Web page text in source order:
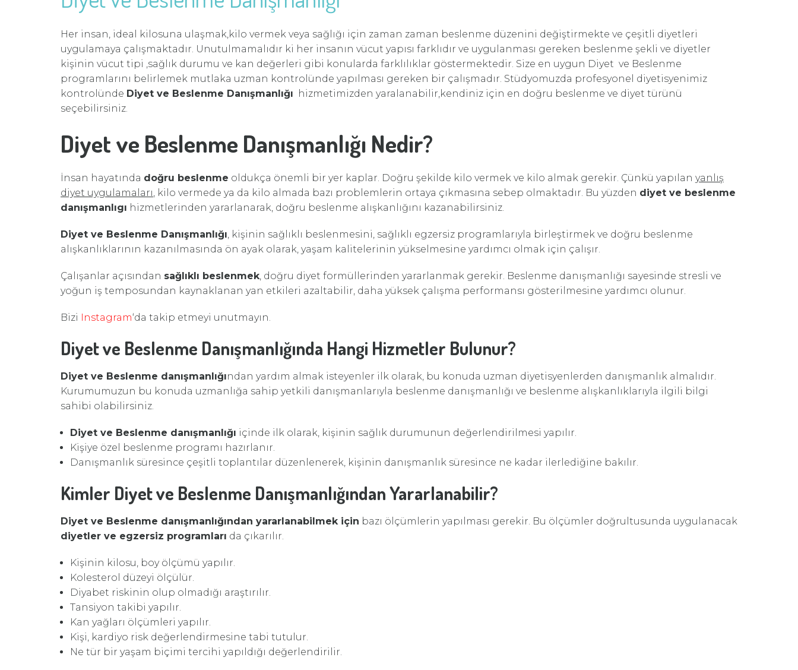
Her insan, ideal kilosuna ulaşmak,kilo vermek veya sağlığı için zaman zaman beslenme düzenini değiştirmekte ve çeşitli diyetleri
uygulamaya çalışmaktadır. Unutulmamalıdır ki her insanın vücut yapısı farklıdır ve uygulanması gereken beslenme şekli ve diyetler
kişinin vücut tipi ,sağlık durumu ve kan değerleri gibi konularda farklılıklar göstermektedir. Size en uygun Diyet ve Beslenme
programlarını belirlemek mutlaka uzman kontrolünde yapılması gereken bir çalışmadır. Stüdyomuzda profesyonel diyetisyenimiz
kontrolünde Diyet ve Beslenme Danışmanlığı hizmetimizden yaralanabilir,kendiniz için en doğru beslenme ve diyet türünü
seçebilirsiniz.
Diyet ve Beslenme Danışmanlığı Nedir?
İnsan hayatında doğru beslenme oldukça önemli bir yer kaplar. Doğru şekilde kilo vermek ve kilo almak gerekir. Çünkü yapılan yanlış
diyet uygulamaları, kilo vermede ya da kilo almada bazı problemlerin ortaya çıkmasına sebep olmaktadır. Bu yüzden diyet ve beslenme
danışmanlıgı hizmetlerinden yararlanarak, doğru beslenme alışkanlığını kazanabilirsiniz.
Diyet ve Beslenme Danışmanlığı, kişinin sağlıklı beslenmesini, sağlıklı egzersiz programlarıyla birleştirmek ve doğru beslenme
alışkanlıklarının kazanılmasında ön ayak olarak, yaşam kalitelerinin yükselmesine yardımcı olmak için çalışır.
Çalışanlar açısından sağlıklı beslenmek, doğru diyet formüllerinden yararlanmak gerekir. Beslenme danışmanlığı sayesinde stresli ve
yoğun iş temposundan kaynaklanan yan etkileri azaltabilir, daha yüksek çalışma performansı gösterilmesine yardımcı olunur.
Bizi Instagram‘da takip etmeyi unutmayın.
Diyet ve Beslenme Danışmanlığında Hangi Hizmetler Bulunur?
Diyet ve Beslenme danışmanlığından yardım almak isteyenler ilk olarak, bu konuda uzman diyetisyenlerden danışmanlık almalıdır.
Kurumumuzun bu konuda uzmanlığa sahip yetkili danışmanlarıyla beslenme danışmanlığı ve beslenme alışkanlıklarıyla ilgili bilgi
sahibi olabilirsiniz.
Diyet ve Beslenme danışmanlığı içinde ilk olarak, kişinin sağlık durumunun değerlendirilmesi yapılır.
Kişiye özel beslenme programı hazırlanır.
Danışmanlık süresince çeşitli toplantılar düzenlenerek, kişinin danışmanlık süresince ne kadar ilerlediğine bakılır.
Kimler Diyet ve Beslenme Danışmanlığından Yararlanabilir?
Diyet ve Beslenme danışmanlığından yararlanabilmek için bazı ölçümlerin yapılması gerekir. Bu ölçümler doğrultusunda uygulanacak
diyetler ve egzersiz programları da çıkarılır.
Kişinin kilosu, boy ölçümü yapılır.
Kolesterol düzeyi ölçülür.
Diyabet riskinin olup olmadığı araştırılır.
Tansiyon takibi yapılır.
Kan yağları ölçümleri yapılır.
Kişi, kardiyo risk değerlendirmesine tabi tutulur.
Ne tür bir yaşam biçimi tercihi yapıldığı değerlendirilir.